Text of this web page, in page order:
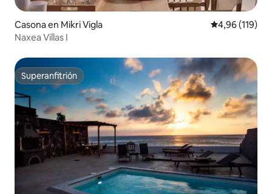
Casona en Mikri Vigla Calificación
4,96 (119)
Naxea Villas I
Superanfitrión
Superanfitrión